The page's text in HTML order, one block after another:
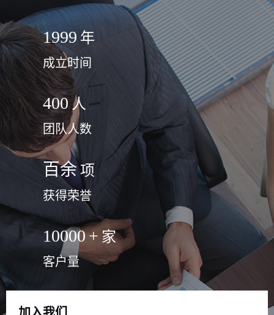
1999 年
成立时间
400 人
团队人数
百余 项
获得荣誉
10000+ 家
客户量